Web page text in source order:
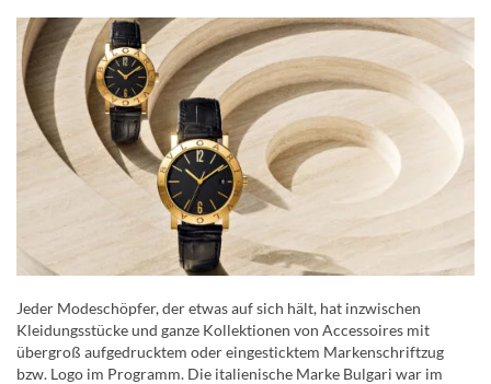
Jeder Modeschöpfer, der etwas auf sich hält, hat inzwischen
Kleidungsstücke und ganze Kollektionen von Accessoires mit
übergroß aufgedrucktem oder eingesticktem Markenschriftzug
bzw. Logo im Programm. Die italienische Marke Bulgari war im